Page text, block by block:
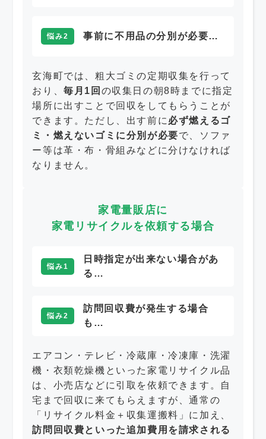
悩み2 事前に不用品の分別が必要…
玄海町では、粗大ゴミの定期収集を行って
おり、毎月1回 の収集日の朝8時までに指定
場所に出すことで回収をしてもらうことが
できます。ただし、出す前に 必ず燃えるゴ
ミ・燃えないゴミに分別が必要で、ソファ
ー等は革・布・骨組みなどに分けなければ
なりません。
家電量販店に
家電リサイクルを依頼する場合
悩み1
日時指定が出来ない場合があ
る…
悩み2
訪問回収費が発生する場合
も…
エアコン・テレビ・冷蔵庫・冷凍庫・洗濯
機・衣類乾燥機といった家電リサイクル品
は、小売店などに引取を依頼できます。自
宅まで回収に来てもらえますが、通常の
「リサイクル料金＋収集運搬料」に加え、
訪問回収費といった追加費用を請求される